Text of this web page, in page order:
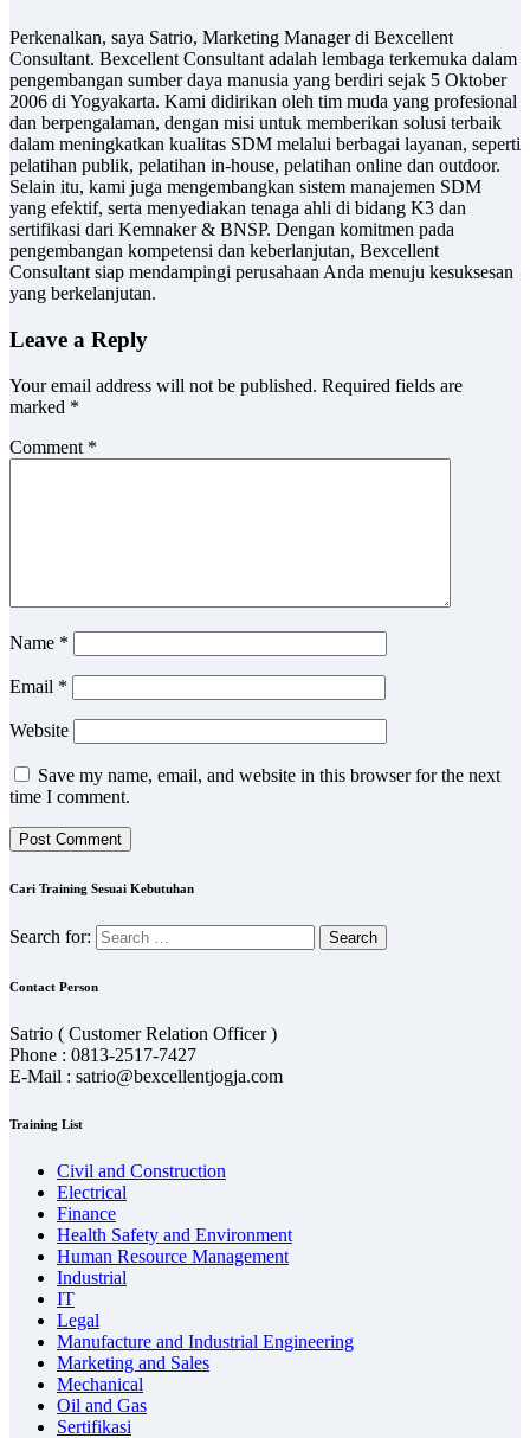
Perkenalkan, saya Satrio, Marketing Manager di Bexcellent
Consultant. Bexcellent Consultant adalah lembaga terkemuka dalam
pengembangan sumber daya manusia yang berdiri sejak 5 Oktober
2006 di Yogyakarta. Kami didirikan oleh tim muda yang profesional
dan berpengalaman, dengan misi untuk memberikan solusi terbaik
dalam meningkatkan kualitas SDM melalui berbagai layanan, seperti
pelatihan publik, pelatihan in-house, pelatihan online dan outdoor.
Selain itu, kami juga mengembangkan sistem manajemen SDM
yang efektif, serta menyediakan tenaga ahli di bidang K3 dan
sertifikasi dari Kemnaker & BNSP. Dengan komitmen pada
pengembangan kompetensi dan keberlanjutan, Bexcellent
Consultant siap mendampingi perusahaan Anda menuju kesuksesan
yang berkelanjutan.
Leave a Reply
Your email address will not be published. Required fields are
marked *
Comment *
Name *
Email *
Website
Save my name, email, and website in this browser for the next
time I comment.
Cari Training Sesuai Kebutuhan
Search for:
Contact Person
Satrio ( Customer Relation Officer )
Phone : 0813-2517-7427
E-Mail : satrio@bexcellentjogja.com
Training List
Civil and Construction
Electrical
Finance
Health Safety and Environment
Human Resource Management
Industrial
IT
Legal
Manufacture and Industrial Engineering
Marketing and Sales
Mechanical
Oil and Gas
Sertifikasi